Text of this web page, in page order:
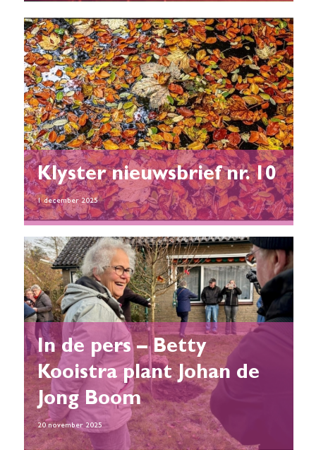
Klyster nieuwsbrief nr. 10
1 december 2025
In de pers – Betty
Kooistra plant Johan de
Jong Boom
20 november 2025